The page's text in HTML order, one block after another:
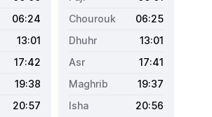
06:24
13:01
17:42
19:38
20:57
06:25
13:01
17:41
19:37
20:56